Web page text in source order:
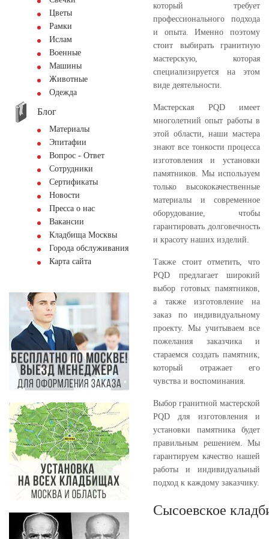
Цветы
Рамки
Ислам
Военные
Машины
Животные
Одежда
Блог
Материалы
Эпитафии
Вопрос - Ответ
Сотрудники
Сертификаты
Новости
Пресса о нас
Вакансии
Кладбища Москвы
Города обслуживания
Карта сайта
который требует
профессионального подхода
и опыта. Именно поэтому
стоит выбирать гранитную
мастерскую, которая
специализируется на этом
виде деятельности.
Мастерская PQD имеет
многолетний опыт работы в
этой области, наши мастера
знают все тонкости процесса
изготовления и установки
памятников. Мы используем
только высококачественные
материалы и современное
оборудование, чтобы
гарантировать долговечность
и красоту наших изделий.
Также стоит отметить, что
PQD предлагает широкий
выбор готовых памятников,
а также изготовление на
заказ по индивидуальному
проекту. Мы учитываем все
пожелания заказчика и
стараемся создать памятник,
который отражает его
чувства и воспоминания.
Выбор гранитной мастерской
PQD для изготовления и
установки памятника будет
правильным решением. Мы
гарантируем качество нашей
работы и индивидуальный
подход к каждому заказчику.
Сысоевское